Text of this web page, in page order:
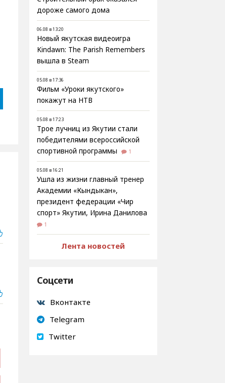
дороже самого дома
06.08 в 13:20
Новый якутская видеоигра
Kindawn: The Parish Remembers
вышла в Steam
05.08 в 17:36
Фильм «Уроки якутского»
покажут на НТВ
05.08 в 17:23
Трое лучниц из Якутии стали
победителями всероссийской
спортивной программы
1
05.08 в 16:21
Ушла из жизни главный тренер
Академии «Кындыкан»,
президент федерации «Чир
спорт» Якутии, Ирина Данилова
1
Лента новостей
Соцсети
Вконтакте
Telegram
Twitter